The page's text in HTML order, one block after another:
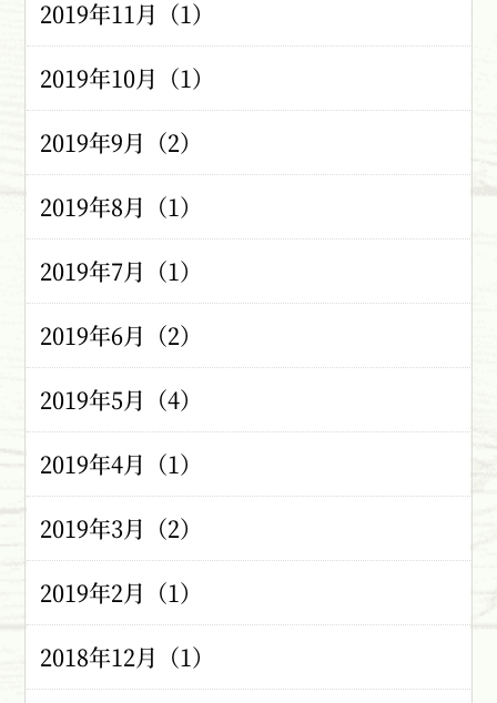
2019年11月（1）
2019年10月（1）
2019年9月（2）
2019年8月（1）
2019年7月（1）
2019年6月（2）
2019年5月（4）
2019年4月（1）
2019年3月（2）
2019年2月（1）
2018年12月（1）